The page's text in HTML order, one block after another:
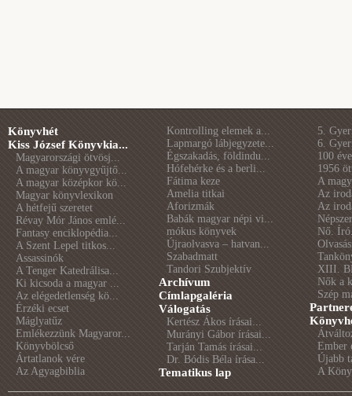
Könyvhét
Kiss József Könyvkia...
Magyarországi ötvösj...
A magyar könyvgyűjtő...
A magyar középkor kö...
Magyar könyvlexikon
A hétfejű szeretet
Révay Mór János emlé...
Fantasy enciklopédia...
A Szent Lepel titkos...
Assassinók
A Tenger Katedrálisa...
Ki kicsoda a magyar ...
Az elégedetlenség kö...
Érzéki ecset
Máglyatűz
Emlékezzünk Magyaror...
Könyvbölcső
Ártatlanok vére
Az Agyagbiblia
Kontrolling elemek a...
Lapmargó lábjegyzete...
Égszakadás, földindu...
Hófehérke és a berli...
Fátima keze
Amelia titkai
Aforizmák
Babák magyar népi vi...
mókus könyvek
Újraolvasva – hatvan...
Szabadmatt
Tandori Szubjektív
Archívum
Címlapgaléria
Válogatás
Kertész Ákos írásai...
Murányi Gábor írásai...
Tarján Tamás írásai...
Dr. Bódis Béla írása...
Tematikus lap
5.
6.
100
1956
A
Az
Az
Nő.
XIII.
Nők a
Szép
Ember
Újabb
A